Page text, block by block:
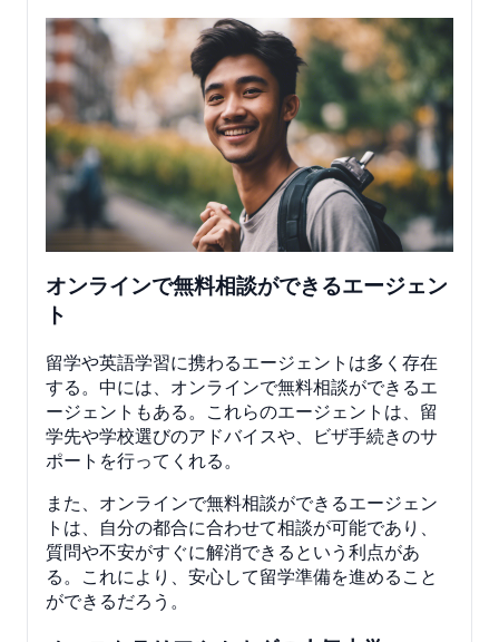
オンラインで無料相談ができるエージェン
ト
留学や英語学習に携わるエージェントは多く存在
する。中には、オンラインで無料相談ができるエ
ージェントもある。これらのエージェントは、留
学先や学校選びのアドバイスや、ビザ手続きのサ
ポートを行ってくれる。
また、オンラインで無料相談ができるエージェン
トは、自分の都合に合わせて相談が可能であり、
質問や不安がすぐに解消できるという利点があ
る。これにより、安心して留学準備を進めること
ができるだろう。